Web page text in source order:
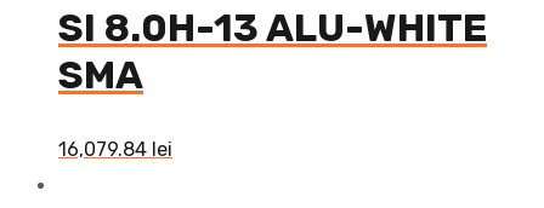
SI 8.0H-13 ALU-WHITE
SMA
16,079.84 lei